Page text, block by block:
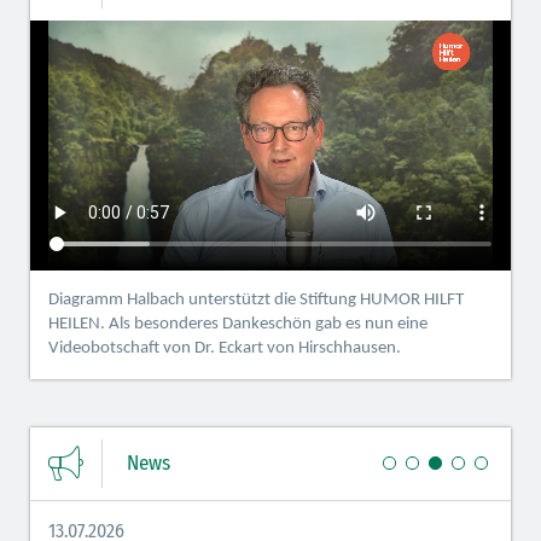
Diagramm Halbach unterstützt die Stiftung HUMOR HILFT
HEILEN. Als besonderes Dankeschön gab es nun eine
Videobotschaft von Dr. Eckart von Hirschhausen.
News
13.07.2026